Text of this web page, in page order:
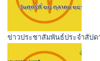
ข่าวประชาสัมพันธ์ประจำสัป